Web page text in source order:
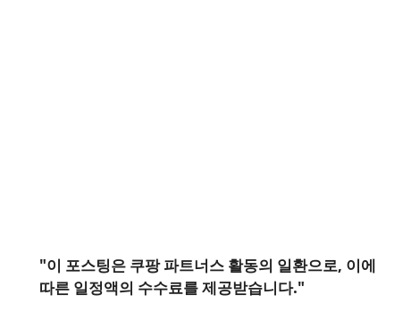
"이 포스팅은 쿠팡 파트너스 활동의 일환으로, 이에
따른 일정액의 수수료를 제공받습니다."